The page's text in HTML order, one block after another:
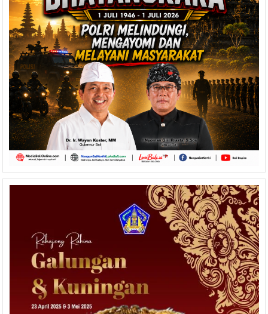
Prioritas
Program
Kepentingan
Publik